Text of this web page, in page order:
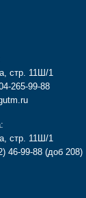
стр. 11Ш/1
265-99-88
стр. 11Ш/1
46-99-88 (доб 208)